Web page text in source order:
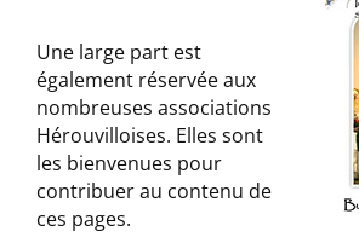
Une large part est
également réservée aux
nombreuses associations
Hérouvilloises. Elles sont
les bienvenues pour
contribuer au contenu de
ces pages.